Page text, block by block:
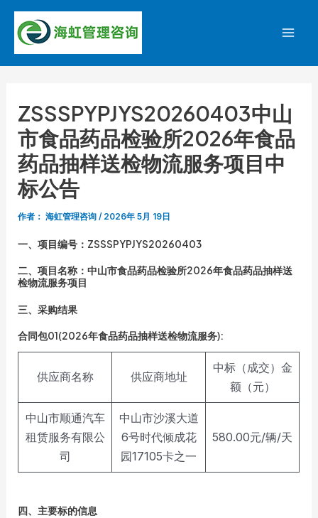
容
ZSSSPYPJYS20260403中山
市食品药品检验所2026年食品
药品抽样送检物流服务项目中
标公告
作者： 海虹管理咨询/ 2026年 5月 19日
一、项目编号：ZSSSPYPJYS20260403
二、项目名称：中山市食品药品检验所2026年食品药品抽样送
检物流服务项目
三、采购结果
合同包01(2026年食品药品抽样送检物流服务):
供应商名称 供应商地址
中标（成交）金
额（元）
中山市顺通汽车
租赁服务有限公
司
中山市沙溪大道
6号时代倾成花
园17105卡之一
580.00元/辆/天
四、主要标的信息